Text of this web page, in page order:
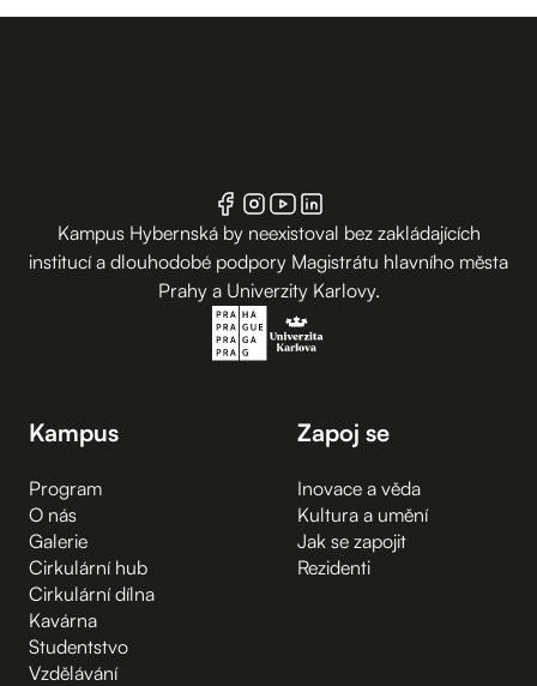
Kampus Hybernská by neexistoval bez zakládajících
institucí a dlouhodobé podpory Magistrátu hlavního města
Prahy a Univerzity Karlovy.
Kampus
Program
O nás
Galerie
Cirkulární hub
Cirkulární dílna
Kavárna
Studentstvo
Vzdělávání
Zapoj se
Inovace a věda
Kultura a umění
Jak se zapojit
Rezidenti